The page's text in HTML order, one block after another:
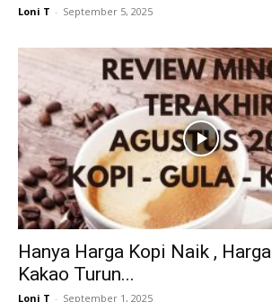
Loni T - September 5, 2025
Hanya Harga Kopi Naik ,
Kakao Turun...
Loni T - September 1, 2025